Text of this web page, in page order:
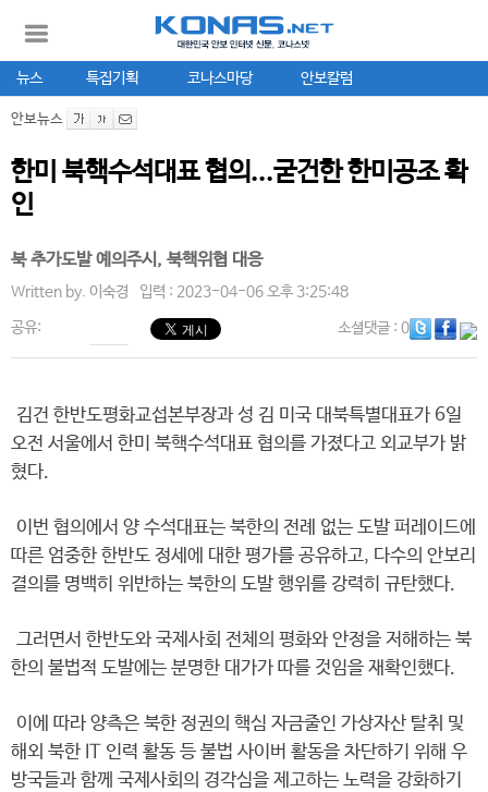
뉴스 특집기획 코나스마당 안보칼럼
안보뉴스
한미 북핵수석대표 협의...굳건한 한미공조 확
인
북 추가도발 예의주시, 북핵위협 대응
Written by. 이숙경 입력 : 2023-04-06 오후 3:25:48
공유: 소셜댓글: 0
김건 한반도평화교섭본부장과 성 김 미국 대북특별대표가 6일
오전 서울에서 한미 북핵수석대표 협의를 가졌다고 외교부가 밝
혔다.
이번 협의에서 양 수석대표는 북한의 전례 없는 도발 퍼레이드에
따른 엄중한 한반도 정세에 대한 평가를 공유하고, 다수의 안보리
결의를 명백히 위반하는 북한의 도발 행위를 강력히 규탄했다.
그러면서 한반도와 국제사회 전체의 평화와 안정을 저해하는 북
한의 불법적 도발에는 분명한 대가가 따를 것임을 재확인했다.
이에 따라 양측은 북한 정권의 핵심 자금줄인 가상자산 탈취 및
해외 북한 IT 인력 활동 등 불법 사이버 활동을 차단하기 위해 우
방국들과 함께 국제사회의 경각심을 제고하는 노력을 강화하기